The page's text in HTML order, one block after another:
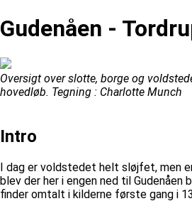
Gudenåen -
Oversigt over slotte, borge og
hovedløb. Tegning : Charlotte Munch
Intro
I dag er voldstedet helt sløjfet, men
blev der her i engen ned til Gudenåen
finder omtalt i kilderne første gang i